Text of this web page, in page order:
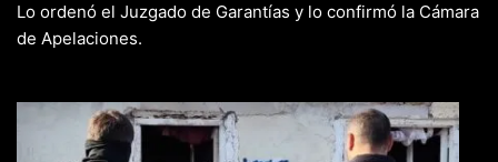
Lo ordenó el Juzgado de Garantías y lo confirmó la Cámara
de Apelaciones.